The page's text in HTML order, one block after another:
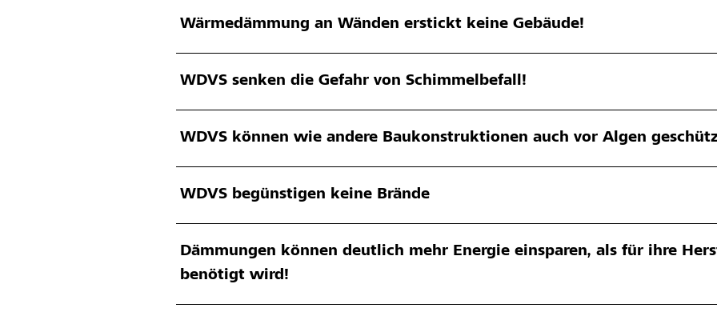
Wärmedämmung an Wänden erstickt keine Gebäude!
WDVS senken die Gefahr von Schimmelbefall!
WDVS können wie andere Baukonstruktionen auch vor Algen
WDVS begünstigen keine Brände
Dämmungen können deutlich mehr Energie einsparen, als für ihre
benötigt wird!